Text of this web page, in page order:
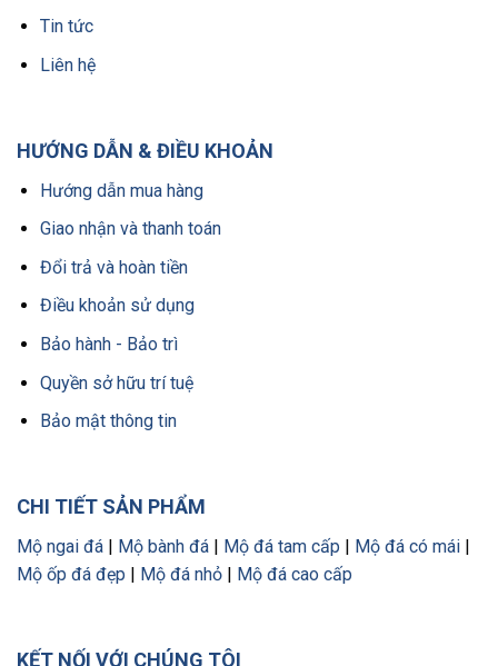
Tin tức
Liên hệ
HƯỚNG DẪN & ĐIỀU KHOẢN
Hướng dẫn mua hàng
Giao nhận và thanh toán
Đổi trả và hoàn tiền
Điều khoản sử dụng
Bảo hành - Bảo trì
Quyền sở hữu trí tuệ
Bảo mật thông tin
CHI TIẾT SẢN PHẨM
Mộ ngai đá | Mộ bành đá | Mộ đá tam cấp | Mộ đá có mái |
Mộ ốp đá đẹp | Mộ đá nhỏ | Mộ đá cao cấp
KẾT NỐI VỚI CHÚNG TÔI